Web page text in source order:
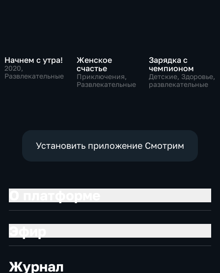
Начнем с утра!
2020,
Развлекательные
Женское
счастье
Приключения,
Развлекательные
Зарядка с
чемпионом
Детские, Здоровье,
развлекательные
Установить приложение Смотрим
Журнал